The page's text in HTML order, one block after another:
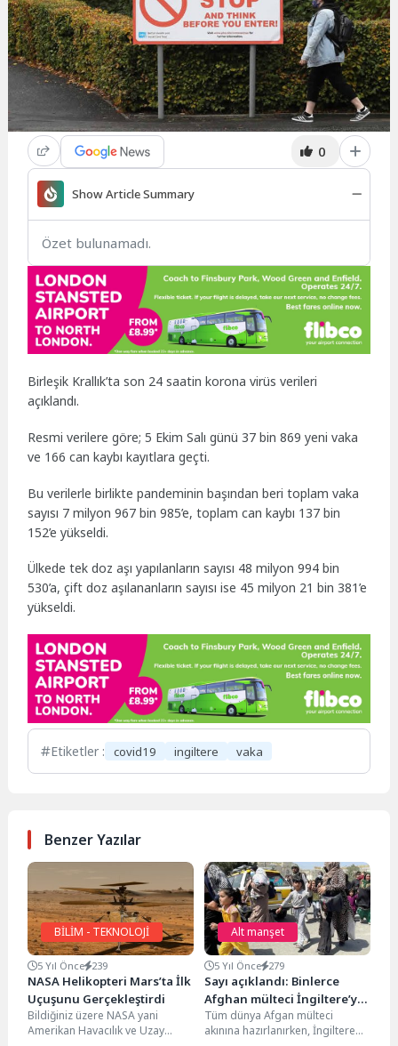
0
Show Article Summary
Özet bulunamadı.
Birleşik Krallık’ta son 24 saatin korona virüs verileri
açıklandı.
Resmi verilere göre; 5 Ekim Salı günü 37 bin 869 yeni vaka
ve 166 can kaybı kayıtlara geçti.
Bu verilerle birlikte pandeminin başından beri toplam vaka
sayısı 7 milyon 967 bin 985’e, toplam can kaybı 137 bin
152’e yükseldi.
Ülkede tek doz aşı yapılanların sayısı 48 milyon 994 bin
530’a, çift doz aşılananların sayısı ise 45 milyon 21 bin 381’e
yükseldi.
Etiketler : covid19 ingiltere vaka
Benzer Yazılar
BİLİM - TEKNOLOJİ
5 Yıl Önce 239
NASA Helikopteri Mars’ta İlk
Uçuşunu Gerçekleştirdi
Bildiğiniz üzere NASA yani
Amerikan Havacılık ve Uzay
Alt manşet
5 Yıl Önce 279
Sayı açıklandı: Binlerce
Afghan mülteci İngiltere’ye
geliyor
Tüm dünya Afgan mülteci
akınına hazırlanırken, İngiltere